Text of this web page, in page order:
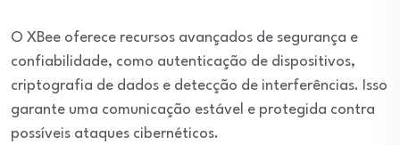
O XBee oferece recursos avançados de segurança e
confiabilidade, como autenticação de dispositivos,
criptografia de dados e detecção de interferências. Isso
garante uma comunicação estável e protegida contra
possíveis ataques cibernéticos.